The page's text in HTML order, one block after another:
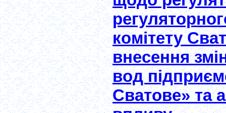
комітету
внесення
вод
Сватове» та